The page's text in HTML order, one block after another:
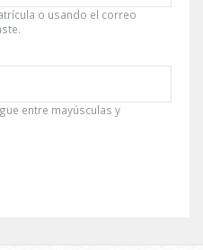
o usando el correo
entre mayúsculas y